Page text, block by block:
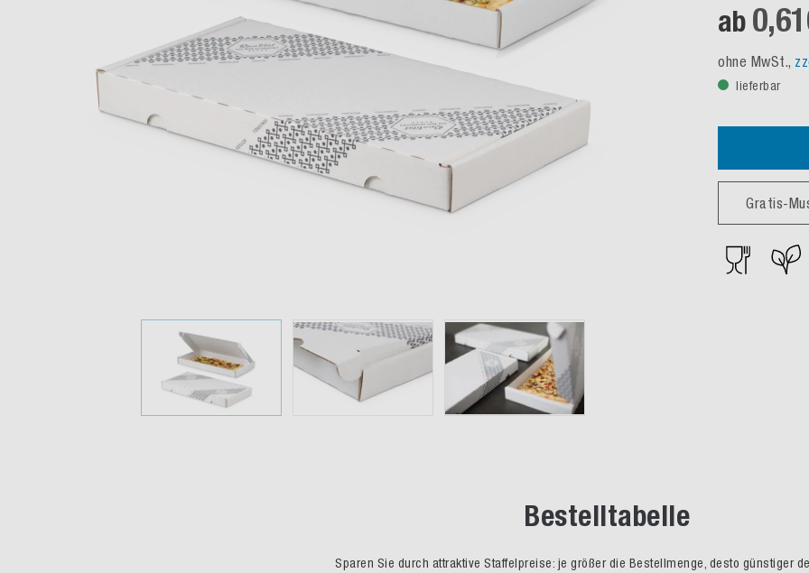
ab
ohne MwSt.,
lieferbar
Gratis-
Bestelltabelle
Sparen Sie durch attraktive Staffelpreise: je größer die Bestellmenge, desto günstiger